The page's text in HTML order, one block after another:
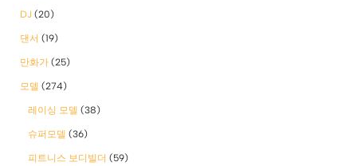
DJ (20)
댄서 (19)
만화가 (25)
모델 (274)
레이싱 모델 (38)
슈퍼모델 (36)
피트니스 보디빌더 (59)